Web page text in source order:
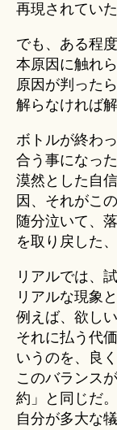
再現されていた
でも、ある程
本原因に触れ
原因が判った
解らなければ
ボトルが終わ
合う事になった
漠然とした自
因、それがこ
随分泣いて、
を取り戻した
リアルでは、
リアルな現象
例えば、欲し
それに払う代
いうのを、良
このバランス
約」と同じだ。
自分が多大な